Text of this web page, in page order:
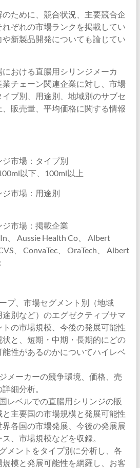
ために、競合状況、主要競合企
ぞれの市場ランクを掲載してい
新製品開発についても論じてい
おける直腸用シリンジメーカ
チェーン関連企業に対し、市場
プ別、用途別、地域別のサブセ
販売量、平均価格に関する情報
ジ市場：タイプ別
以下、100ml以上
ジ市場：用途別
ジ市場：掲載企業
、 Aussie Health Co、 Albert
、 ConvaTec、 OraTech、 Albert
プ、市場セグメント別（地域
別など）のエグゼクティブサマ
の市場規模、今後の発展可能性
と、短期・中期・長期的にどの
性があるのかについてハイレベ
メーカーの競争環境、価格、売
細分析。
レベルでの直腸用シリンジの販
主要国の市場規模と発展可能性
各国の市場発展、今後の発展展
、市場規模などを収録。
メントをタイプ別に分析し、各
模と発展可能性を網羅し、お客